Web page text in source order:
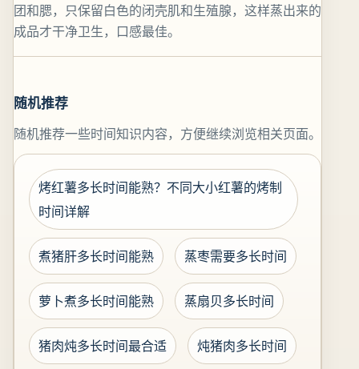
团和腮，只保留白色的闭壳肌和生殖腺，这样蒸出来的
成品才干净卫生，口感最佳。
随机推荐
随机推荐一些时间知识内容，方便继续浏览相关页面。
烤红薯多长时间能熟？不同大小红薯的烤制
时间详解
煮猪肝多长时间能熟 蒸枣需要多长时间
萝卜煮多长时间能熟 蒸扇贝多长时间
猪肉炖多长时间最合适 炖猪肉多长时间